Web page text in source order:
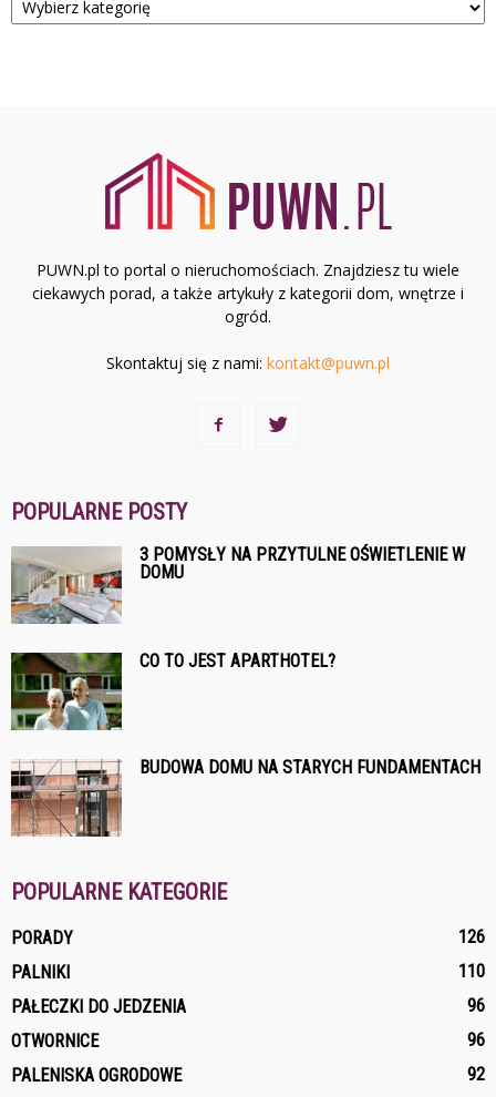
PUWN.pl to portal o nieruchomościach. Znajdziesz tu wiele
ciekawych porad, a także artykuły z kategorii dom, wnętrze i
ogród.
Skontaktuj się z nami: kontakt@puwn.pl
POPULARNE POSTY
3 POMYSŁY NA PRZYTULNE OŚWIETLENIE W
DOMU
CO TO JEST APARTHOTEL?
BUDOWA DOMU NA STARYCH FUNDAMENTACH
POPULARNE KATEGORIE
PORADY
126
PALNIKI
110
PAŁECZKI DO JEDZENIA
96
OTWORNICE
96
PALENISKA OGRODOWE
92